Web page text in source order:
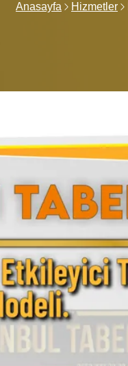
Anasayfa Hizmetler